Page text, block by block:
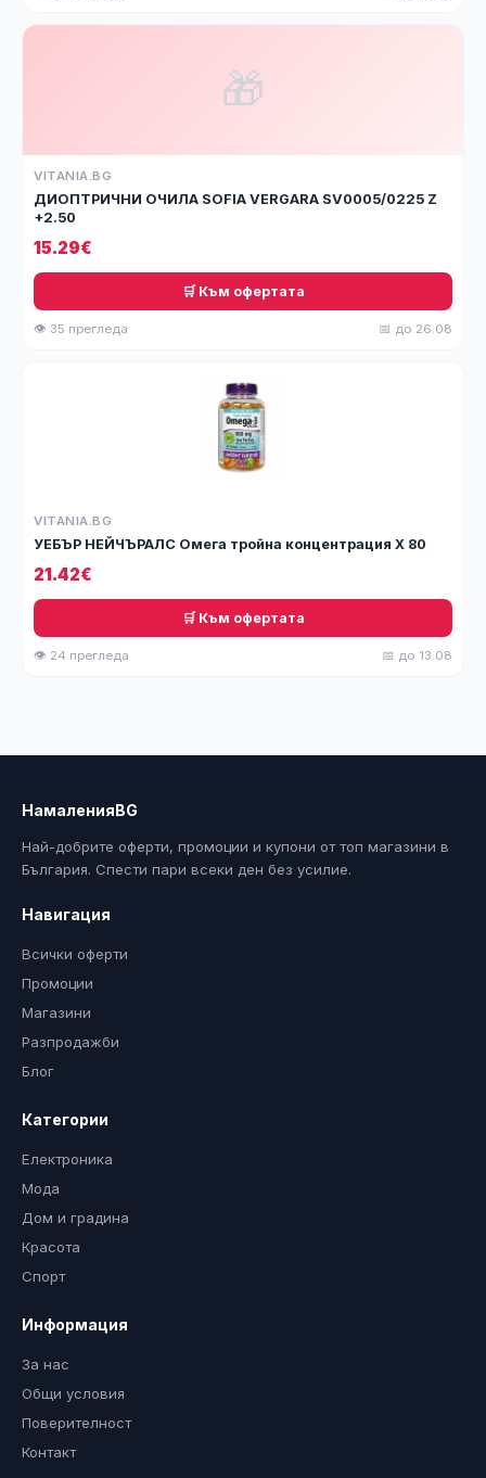
🎁
VITANIA.BG
ДИОПТРИЧНИ ОЧИЛА SOFIA VERGARA SV0005/0225 Z
+2.50
15.29€
🛒 Към офертата
👁 35 прегледа 📅 до 26.08
VITANIA.BG
УЕБЪР НЕЙЧЪРАЛС Омега тройна концентрация Х 80
21.42€
🛒 Към офертата
👁 24 прегледа 📅 до 13.08
НамаленияBG
Най-добрите оферти, промоции и купони от топ магазини в
България. Спести пари всеки ден без усилие.
Навигация
Всички оферти
Промоции
Магазини
Разпродажби
Блог
Категории
Електроника
Мода
Дом и градина
Красота
Спорт
Информация
За нас
Общи условия
Поверителност
Контакт